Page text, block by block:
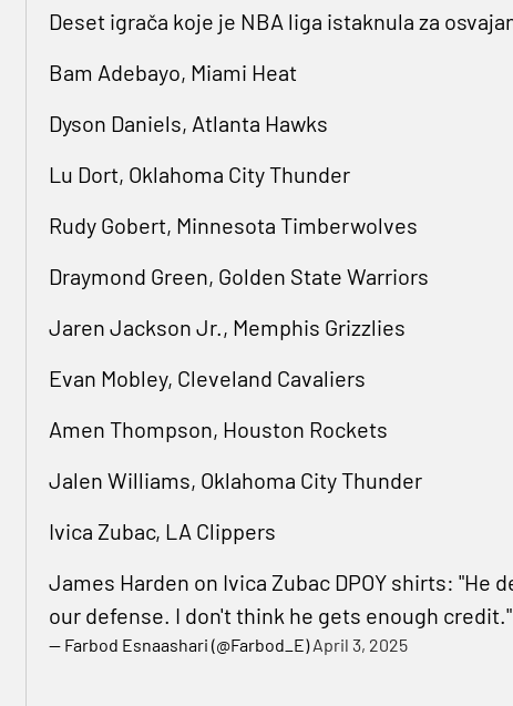
Deset igrača koje je NBA liga istaknula za
Bam Adebayo, Miami Heat
Dyson Daniels, Atlanta Hawks
Lu Dort, Oklahoma City Thunder
Rudy Gobert, Minnesota Timberwolves
Draymond Green, Golden State Warriors
Jaren Jackson Jr., Memphis Grizzlies
Evan Mobley, Cleveland Cavaliers
Amen Thompson, Houston Rockets
Jalen Williams, Oklahoma City Thunder
Ivica Zubac, LA Clippers
James Harden on Ivica Zubac DPOY shirts: "He
our defense. I don't think he gets enough credit."
— Farbod Esnaashari (@Farbod_E)April 3, 2025